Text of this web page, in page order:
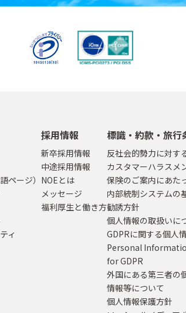
ページ）
ィ
採用情報
新卒採用情報
中途採用情報
NOEとは
メッセージ
福利厚生と働き方
標識・約款・旅行
反社会的勢力に対す
カスタマーハラスメ
保険のご案内にあた
内部統制システムの
勧誘方針
個人情報の取扱いに
GDPRに関する個人
Personal
for GDPR
外国にある第三者の
情報等について
個人情報保護方針